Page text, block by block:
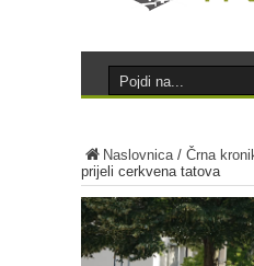
Naslovnica/ Črna
prijeli cerkvena tatova